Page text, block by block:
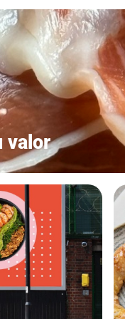
valor